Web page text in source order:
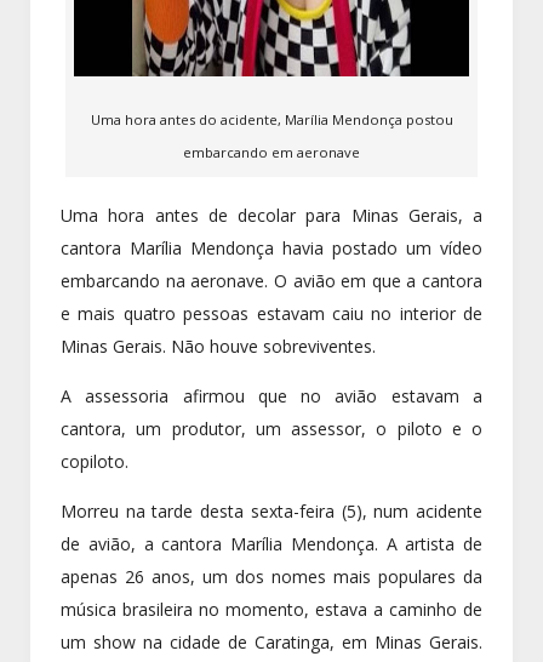
Uma hora antes do acidente, Marília Mendonça postou
embarcando em aeronave
Uma hora antes de decolar para Minas Gerais, a
cantora Marília Mendonça havia postado um vídeo
embarcando na aeronave. O avião em que a cantora
e mais quatro pessoas estavam caiu no interior de
Minas Gerais. Não houve sobreviventes.
A assessoria afirmou que no avião estavam a
cantora, um produtor, um assessor, o piloto e o
copiloto.
Morreu na tarde desta sexta-feira (5), num acidente
de avião, a cantora Marília Mendonça. A artista de
apenas 26 anos, um dos nomes mais populares da
música brasileira no momento, estava a caminho de
um show na cidade de Caratinga, em Minas Gerais.